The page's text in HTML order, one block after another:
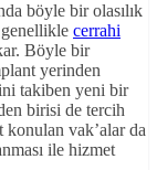
böyle bir olasılık
genellikle cerrahi
Böyle bir
yerinden
takiben yeni bir
birisi de tercih
vak’alar da
ile hizmet